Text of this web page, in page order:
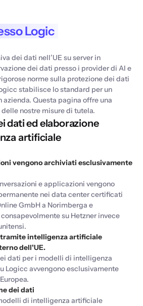
Logic
dei dati nell’UE su server in
dei dati presso i provider di AI e
norme sulla protezione dei dati
stabilisce lo standard per un
azienda. Questa pagina offre una
nostre misure di tutela.
dati ed elaborazione
artificiale
vengono archiviati esclusivamente
e applicazioni vengono
nei data center certificati
GmbH a Norimberga e
su Hetzner invece
intelligenza artificiale
dell'UE.
dati per i modelli di intelligenza
Logicc avvengono esclusivamente
dei dati
di intelligenza artificiale